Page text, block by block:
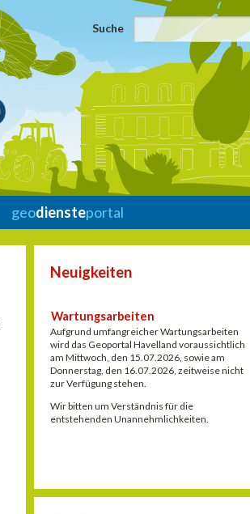
Suche
geodiensteportal
Neuigkeiten
Wartungsarbeiten
Aufgrund umfangreicher Wartungsarbeiten
wird das Geoportal Havelland voraussichtlich
am Mittwoch, den 15.07.2026, sowie am
Donnerstag, den 16.07.2026, zeitweise nicht
zur Verfügung stehen.
Wir bitten um Verständnis für die
entstehenden Unannehmlichkeiten.